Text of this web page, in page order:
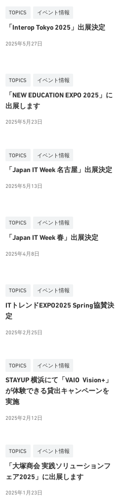
TOPICS イベント情報
「Interop Tokyo 2025」出展決定
2025年5月27日
TOPICS イベント情報
「NEW EDUCATION EXPO 2025」に
出展します
2025年5月23日
TOPICS イベント情報
「Japan IT Week 名古屋」出展決定
2025年5月13日
TOPICS イベント情報
「Japan IT Week 春」出展決定
2025年4月8日
TOPICS イベント情報
ITトレンドEXPO2025 Spring協賛決
定
2025年2月25日
TOPICS イベント情報
STAYUP 横浜にて「VAIO Vision+」
が体験できる貸出キャンペーンを
実施
2025年2月12日
TOPICS イベント情報
「大塚商会 実践ソリューションフ
ェア2025」に出展します
2025年1月23日